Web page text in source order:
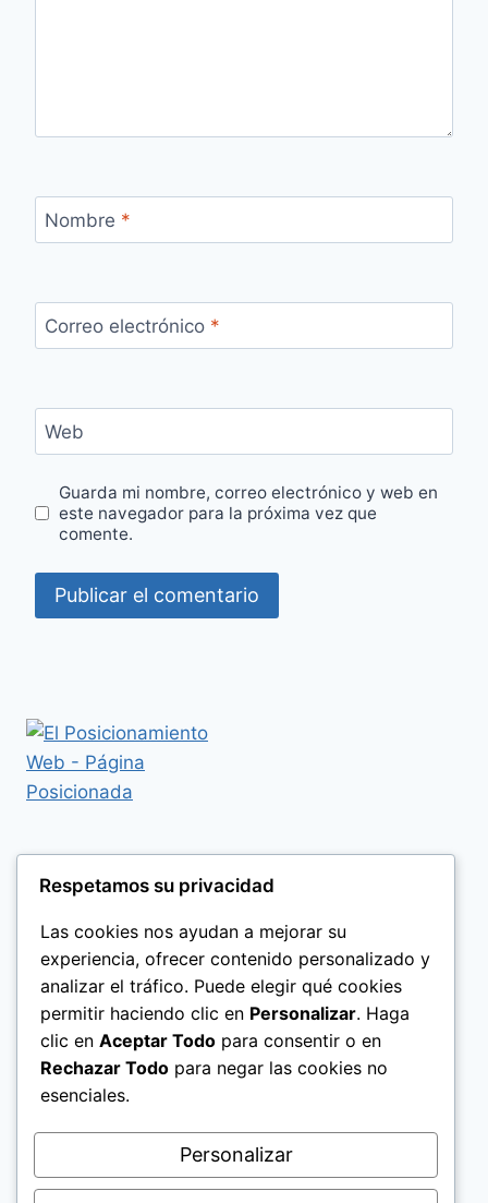
Nombre *
Correo electrónico *
Web
Guarda mi nombre, correo electrónico y web en
este navegador para la próxima vez que
comente.
Respetamos su privacidad
Las cookies nos ayudan a mejorar su
experiencia, ofrecer contenido personalizado y
analizar el tráfico. Puede elegir qué cookies
permitir haciendo clic en Personalizar. Haga
clic en Aceptar Todo para consentir o en
Rechazar Todo para negar las cookies no
esenciales.
Personalizar